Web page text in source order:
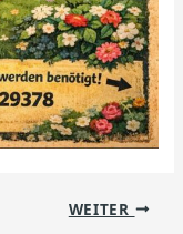
WEITER